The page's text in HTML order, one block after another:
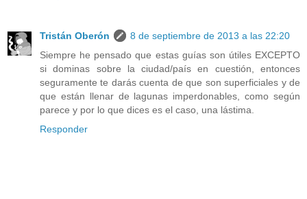
Tristán Oberón
8 de septiembre de 2013 a las 22:20
Siempre he pensado que estas guías son útiles EXCEPTO
si dominas sobre la ciudad/país en cuestión, entonces
seguramente te darás cuenta de que son superficiales y de
que están llenar de lagunas imperdonables, como según
parece y por lo que dices es el caso, una lástima.
Responder